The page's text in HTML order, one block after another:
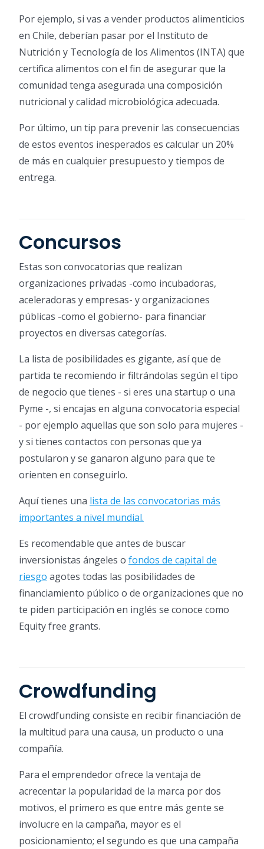
Por ejemplo, si vas a vender productos alimenticios
en Chile, deberían pasar por el Instituto de
Nutrición y Tecnología de los Alimentos (INTA) que
certifica alimentos con el fin de asegurar que la
comunidad tenga asegurada una composición
nutricional y calidad microbiológica adecuada.
Por último, un tip para prevenir las consecuencias
de estos eventos inesperados es calcular un 20%
de más en cualquier presupuesto y tiempos de
entrega.
Concursos
Estas son convocatorias que realizan
organizaciones privadas -como incubadoras,
aceleradoras y empresas- y organizaciones
públicas -como el gobierno- para financiar
proyectos en diversas categorías.
La lista de posibilidades es gigante, así que de
partida te recomiendo ir filtrándolas según el tipo
de negocio que tienes - si eres una startup o una
Pyme -, si encajas en alguna convocatoria especial
- por ejemplo aquellas que son solo para mujeres -
y si tienes contactos con personas que ya
postularon y se ganaron alguno para que te
orienten en conseguirlo.
Aquí tienes una lista de las convocatorias más
importantes a nivel mundial.
Es recomendable que antes de buscar
inversionistas ángeles o fondos de capital de
riesgo agotes todas las posibilidades de
financiamiento público o de organizaciones que no
te piden participación en inglés se conoce como
Equity free grants.
Crowdfunding
El crowdfunding consiste en recibir financiación de
la multitud para una causa, un producto o una
compañía.
Para el emprendedor ofrece la ventaja de
acrecentar la popularidad de la marca por dos
motivos, el primero es que entre más gente se
involucre en la campaña, mayor es el
posicionamiento; el segundo es que una campaña